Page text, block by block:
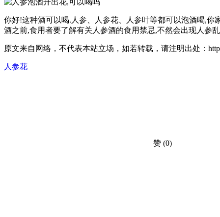
你好!这种酒可以喝.人参、人参花、人参叶等都可以泡酒喝,你
酒之前,食用者要了解有关人参酒的食用禁忌,不然会出现人参
原文来自网络，不代表本站立场，如若转载，请注明出处：
人参花
赞 (0)